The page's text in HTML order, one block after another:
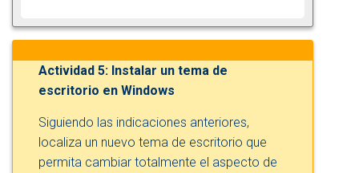
Actividad 5: Instalar un tema de
escritorio en Windows
Siguiendo las indicaciones anteriores,
localiza un nuevo tema de escritorio que
permita cambiar totalmente el aspecto de